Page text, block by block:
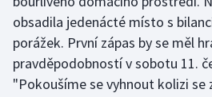
Ostatní
obsadila jedenácté místo s
porážek. První zápas by se měl
pravděpodobností v sobotu 11.
"Pokoušíme se vyhnout kolizi se